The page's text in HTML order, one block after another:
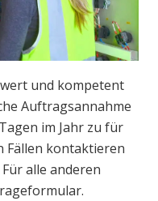
und kompetent
Auftragsannahme
alle anderen